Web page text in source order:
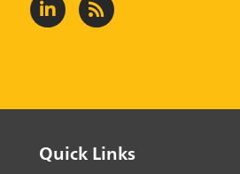
Quick Links